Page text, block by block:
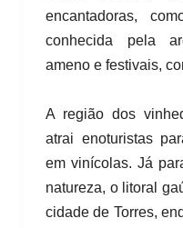
encantadoras,
conhecida pela
ameno e festivais,
A região dos
atrai enoturistas
em vinícolas. Já
natureza, o litoral
cidade de Torres,